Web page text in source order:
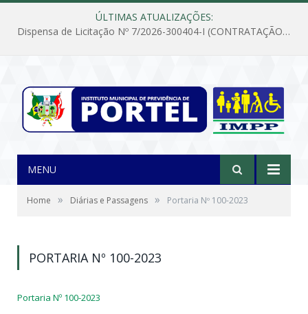
ÚLTIMAS ATUALIZAÇÕES:
Dispensa de Licitação Nº 7/2026-300404-I (CONTRATAÇÃO DE EMPRESA PARA MANUTENÇÃO E REPARAÇÃO DE APARELHOS DE AR CONDICIONADO, EM ATENDIMENTO ÀS NECESSIDADES DO INSTITUTO DE PREVIDÊNCIA MUNICIPAL DE PORTEL/PA)
MENU
Home » Diárias e Passagens » Portaria Nº 100-2023
PORTARIA Nº 100-2023
Portaria Nº 100-2023